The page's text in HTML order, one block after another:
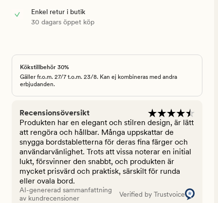
Enkel retur i butik
30 dagars öppet köp
Kökstillbehör 30%
Gäller fr.o.m. 27/7 t.o.m. 23/8. Kan ej kombineras med andra
erbjudanden.
Recensionsöversikt
Produkten har en elegant och stilren design, är lätt
att rengöra och hållbar. Många uppskattar de
snygga bordstabletterna för deras fina färger och
användarvänlighet. Trots att vissa noterar en initial
lukt, försvinner den snabbt, och produkten är
mycket prisvärd och praktisk, särskilt för runda
eller ovala bord.
AI-genererad sammanfattning
av kundrecensioner
Verified by Trustvoice